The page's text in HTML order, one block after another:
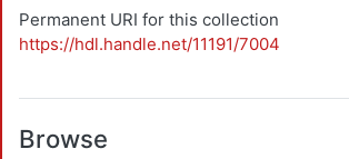
Permanent URI for this collection
https://hdl.handle.net/11191/7004
Browse